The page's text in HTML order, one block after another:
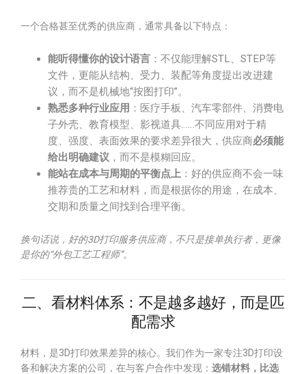
一个合格甚至优秀的供应商，通常具备以下特点：
能听得懂你的设计语言 ：不仅能理解STL、STEP等
文件，更能从结构、受力、装配等角度提出改进建
议，而不是机械地“按图打印”。
熟悉多种行业应用 ：医疗手板、汽车零部件、消费电
子外壳、教育模型、影视道具……不同应用对于精
度、强度、表面效果的要求差异很大，供应商必须能
给出明确建议 ，而不是模糊回应。
能站在成本与周期的平衡点上 ：好的供应商不会一味
推荐贵的工艺和材料，而是根据你的用途，在成本、
交期和质量之间找到合理平衡。
换句话说，好的3D打印服务供应商，不只是接单执行者，更像
是你的“外包工艺工程师”。
二、看材料体系：不是越多越好，而是匹
配需求
材料，是3D打印效果差异的核心。我们作为一家专注3D打印设
备和解决方案的公司，在与客户合作中发现： 选错材料，比选